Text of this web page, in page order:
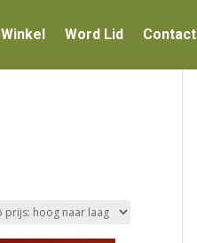
Winkel Word Lid Contact